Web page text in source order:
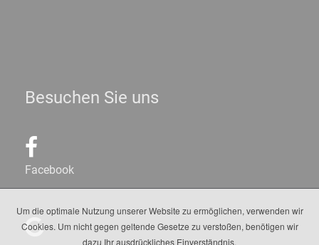
Um die optimale Nutzung unserer Website zu ermöglichen, verwenden wir
Cookies. Um nicht gegen geltende Gesetze zu verstoßen, benötigen wir
dazu Ihr ausdrückliches Einverständnis.
Besuchen Sie uns
Facebook